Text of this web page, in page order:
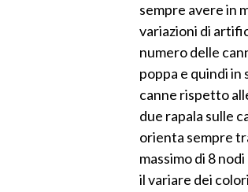
sempre avere in
variazioni di
numero delle
poppa e quindi in
canne rispetto
due rapala sulle
orienta sempre
massimo di 8
il variare dei